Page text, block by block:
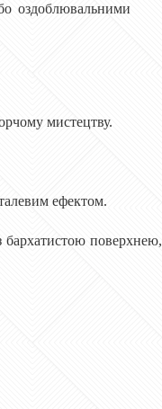
оздоблювальними
мистецтву.
ефектом.
поверхнею,